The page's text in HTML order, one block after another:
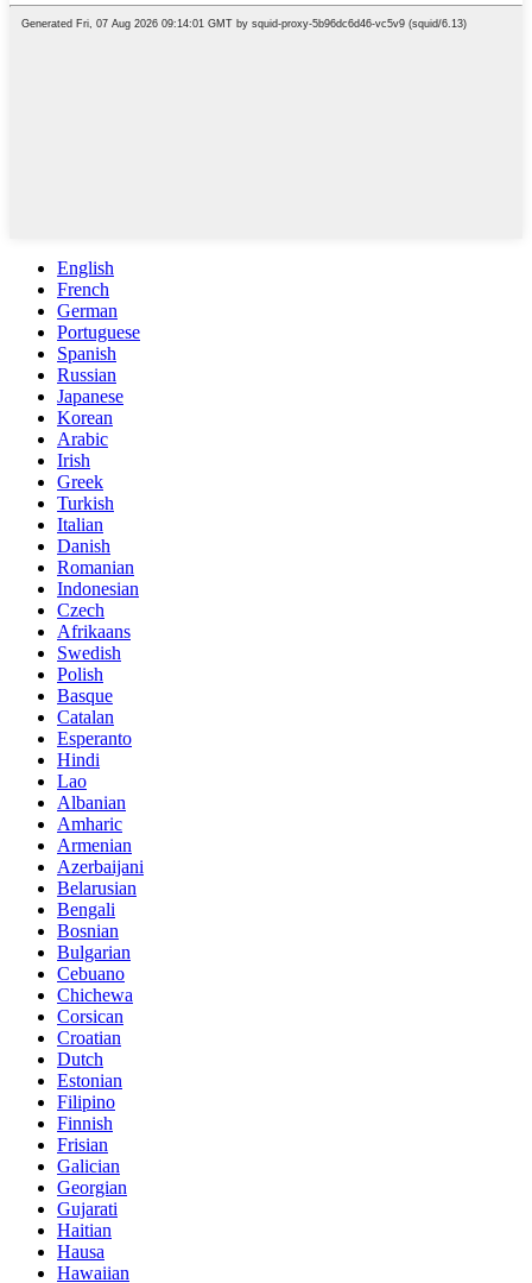
English
French
German
Portuguese
Spanish
Russian
Japanese
Korean
Arabic
Irish
Greek
Turkish
Italian
Danish
Romanian
Indonesian
Czech
Afrikaans
Swedish
Polish
Basque
Catalan
Esperanto
Hindi
Lao
Albanian
Amharic
Armenian
Azerbaijani
Belarusian
Bengali
Bosnian
Bulgarian
Cebuano
Chichewa
Corsican
Croatian
Dutch
Estonian
Filipino
Finnish
Frisian
Galician
Georgian
Gujarati
Haitian
Hausa
Hawaiian